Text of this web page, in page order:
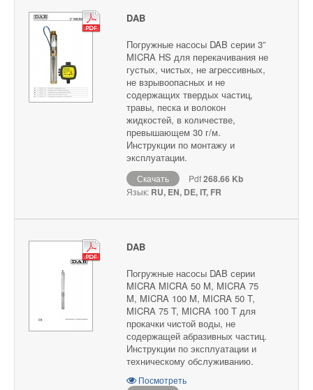
DAB
Погружные насосы DAB серии 3”
MICRA HS для перекачивания не
густых, чистых, не агрессивных,
не взрывоопасных и не
содержащих твердых частиц,
травы, песка и волокон
жидкостей, в количестве,
превышающем 30 г/м.
Инструкции по монтажу и
эксплуатации.
Скачать Pdf268.66 Kb
Язык: RU, EN, DE, IT, FR
DAB
Погружные насосы DAB серии
MICRA MICRA 50 M, MICRA 75
M, MICRA 100 M, MICRA 50 T,
MICRA 75 T, MICRA 100 T для
прокачки чистой воды, не
содержащей абразивных частиц.
Инструкции по эксплуатации и
техническому обслуживанию.
Посмотреть